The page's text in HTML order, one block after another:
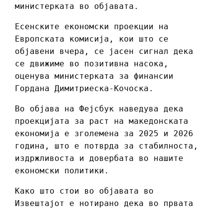
министерката во објавата.
Есенските економски проекции на
Европската комисија, кои што се
објавени вчера, се јасен сигнал дека
се движиме во позитивна насока,
оценува министерката за финансии
Гордана Димитриеска-Кочоска.
Во објава на Фејсбук наведува дека
проекцијата за раст на македонската
економија е зголемена за 2025 и 2026
година, што е потврда за стабилноста,
издржливоста и довербата во нашите
економски политики.
Како што стои во објавата во
Извештајот е нотирано дека во првата